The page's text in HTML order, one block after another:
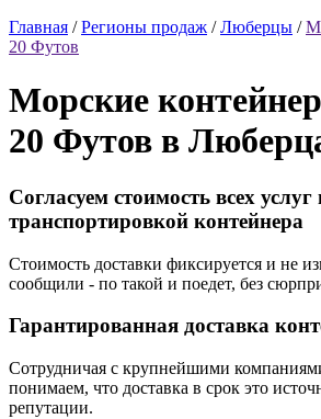
Главная /Регионы продаж /Люберцы /
20 Футов
Морские
20 Футов в
Согласуем стоимость всех услуг
транспортировкой контейнера
Стоимость доставки фиксируется и не
сообщили - по такой и поедет, без
Гарантированная доставка
Сотрудничая с крупнейшими
понимаем, что доставка в срок это
репутации.